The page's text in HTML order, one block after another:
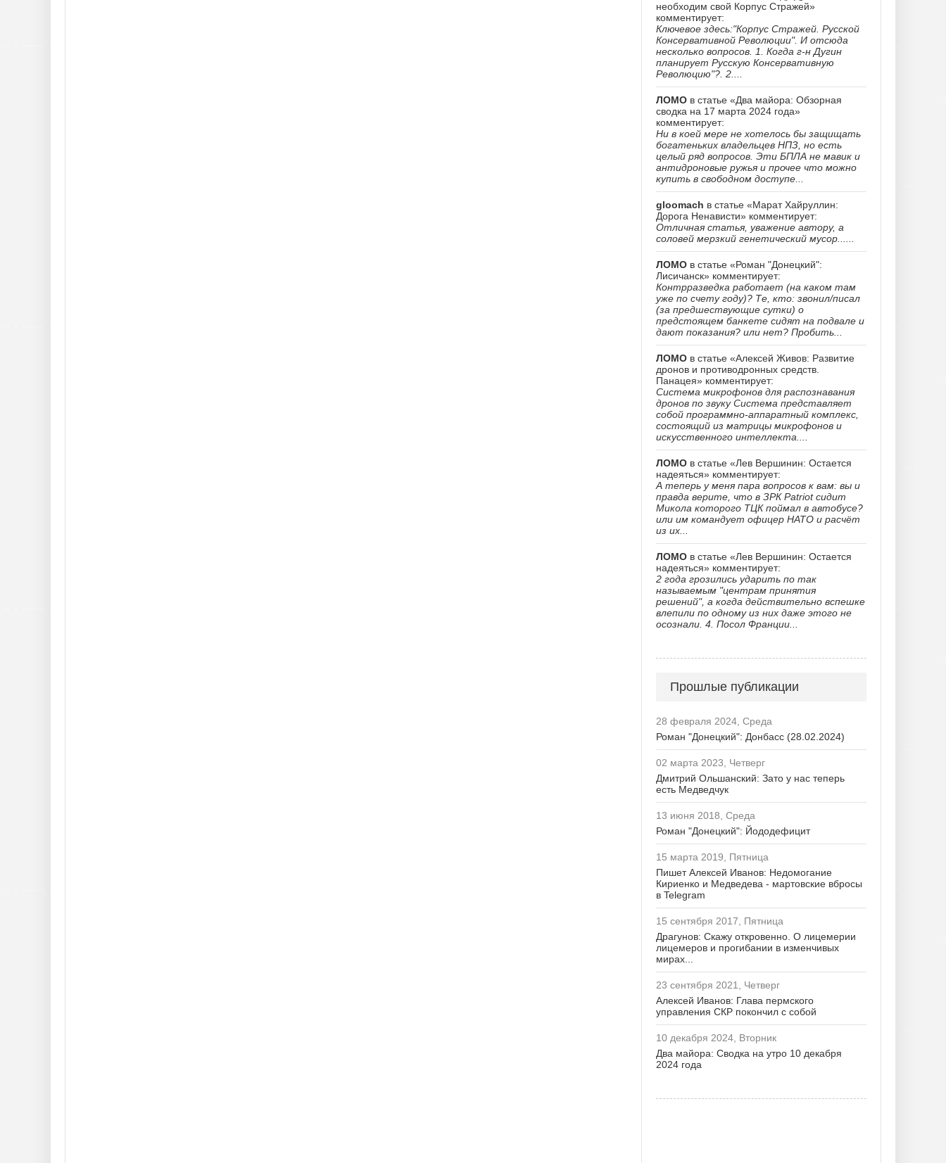
необходим свой Корпус Стражей»
комментирует:
Ключевое здесь:"Корпус Стражей. Русской
Консервативной Революции". И отсюда
несколько вопросов. 1. Когда г-н Дугин
планирует Русскую Консервативную
Революцию"?. 2....
ЛОМО в статье «Два майора: Обзорная
сводка на 17 марта 2024 года»
комментирует:
Ни в коей мере не хотелось бы защищать
богатеньких владельцев НПЗ, но есть
целый ряд вопросов. Эти БПЛА не мавик и
антидроновые ружья и прочее что можно
купить в свободном доступе...
gloomach в статье «Марат Хайруллин:
Дорога Ненависти» комментирует:
Отличная статья, уважение автору, а
соловей мерзкий генетический мусор......
ЛОМО в статье «Роман "Донецкий":
Лисичанск» комментирует:
Контрразведка работает (на каком там
уже по счету году)? Те, кто: звонил/писал
(за предшествующие сутки) о
предстоящем банкете сидят на подвале и
дают показания? или нет? Пробить...
ЛОМО в статье «Алексей Живов: Развитие
дронов и противодронных средств.
Панацея» комментирует:
Система микрофонов для распознавания
дронов по звуку Система представляет
собой программно-аппаратный комплекс,
состоящий из матрицы микрофонов и
искусственного интеллекта....
ЛОМО в статье «Лев Вершинин: Остается
надеяться» комментирует:
А теперь у меня пара вопросов к вам: вы и
правда верите, что в ЗРК Patriot сидит
Микола которого ТЦК поймал в автобусе?
или им командует офицер НАТО и расчёт
из их...
ЛОМО в статье «Лев Вершинин: Остается
надеяться» комментирует:
2 года грозились ударить по так
называемым "центрам принятия
решений", а когда действительно вспешке
влепили по одному из них даже этого не
осознали. 4. Посол Франции...
Прошлые публикации
28 февраля 2024, Среда
Роман "Донецкий": Донбасс (28.02.2024)
02 марта 2023, Четверг
Дмитрий Ольшанский: Зато у нас теперь
есть Медведчук
13 июня 2018, Среда
Роман "Донецкий": Йододефицит
15 марта 2019, Пятница
Пишет Алексей Иванов: Недомогание
Кириенко и Медведева - мартовские вбросы
в Telegram
15 сентября 2017, Пятница
Драгунов: Скажу откровенно. О лицемерии
лицемеров и прогибании в изменчивых
мирах...
23 сентября 2021, Четверг
Алексей Иванов: Глава пермского
управления СКР покончил с собой
10 декабря 2024, Вторник
Два майора: Сводка на утро 10 декабря
2024 года